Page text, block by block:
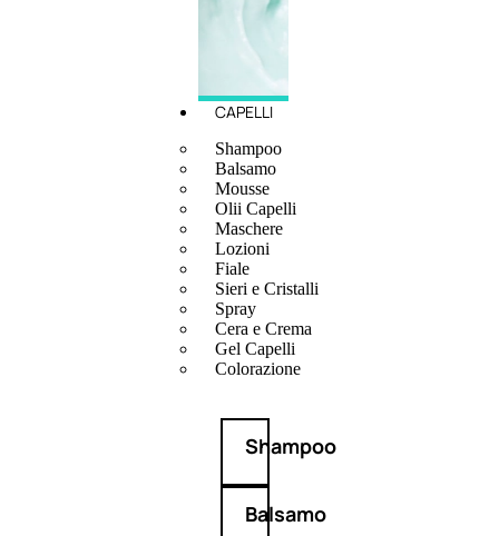
CAPELLI
Shampoo
Balsamo
Mousse
Olii Capelli
Maschere
Lozioni
Fiale
Sieri e Cristalli
Spray
Cera e Crema
Gel Capelli
Colorazione
Shampoo
Balsamo